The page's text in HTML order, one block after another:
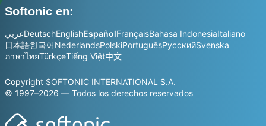
Softonic en:
عربيDeutschEnglishEspañolFrançaisBahasa IndonesiaItaliano
日本語한국어NederlandsPolskiPortuguêsРусскийSvenska
ภาษาไทยTürkçeTiếng Việt中文
Copyright SOFTONIC INTERNATIONAL S.A.
© 1997–2026 — Todos los derechos reservados